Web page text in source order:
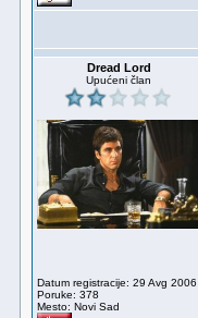
Dread Lord
Upućeni član
Datum registracije: 29 Avg 2006
Poruke: 378
Mesto: Novi Sad